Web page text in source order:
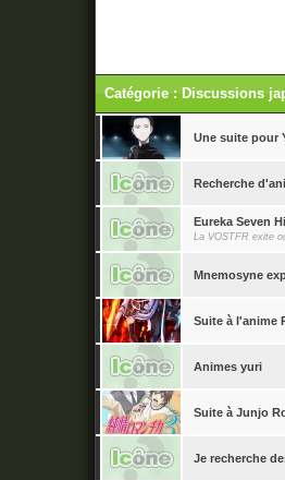
Catégorie : Discussions
Une suite pour
Recherche
Eureka Seven
La VOSTFR exite
Mnemosyne
Suite à l'anime
Animes yuri
Suite à Junjo
Je recherche